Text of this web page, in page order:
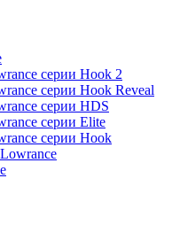
серии Hook 2
серии Hook Reveal
серии HDS
серии Elite
серии Hook